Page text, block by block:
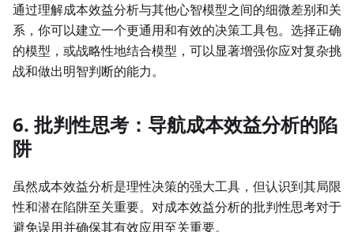
通过理解成本效益分析与其他心智模型之间的细微差别和关
系，你可以建立一个更通用和有效的决策工具包。选择正确
的模型，或战略性地结合模型，可以显著增强你应对复杂挑
战和做出明智判断的能力。
6. 批判性思考：导航成本效益分析的陷
阱
虽然成本效益分析是理性决策的强大工具，但认识到其局限
性和潜在陷阱至关重要。对成本效益分析的批判性思考对于
避免误用并确保其有效应用至关重要。